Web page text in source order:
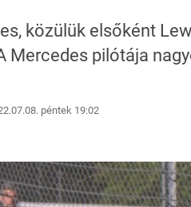
közülük elsőként
Mercedes pilótája
péntek 19:02